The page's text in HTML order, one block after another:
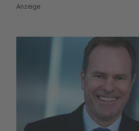
Anzeige